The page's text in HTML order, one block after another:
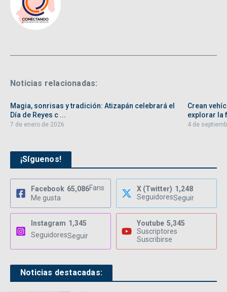
Noticias relacionadas:
Magia, sonrisas y tradición: Atizapán celebrará el
Día de Reyes c ...
7 de enero de 2026
Crean
explorar la
4 de
¡Síguenos!
Facebook 65,086Fans
Me gusta
X (Twitter) 1,248
SeguidoresSeguir
Instagram 1,345
SeguidoresSeguir
Youtube 5,345
Suscriptores
Suscribirse
Noticias destacadas: